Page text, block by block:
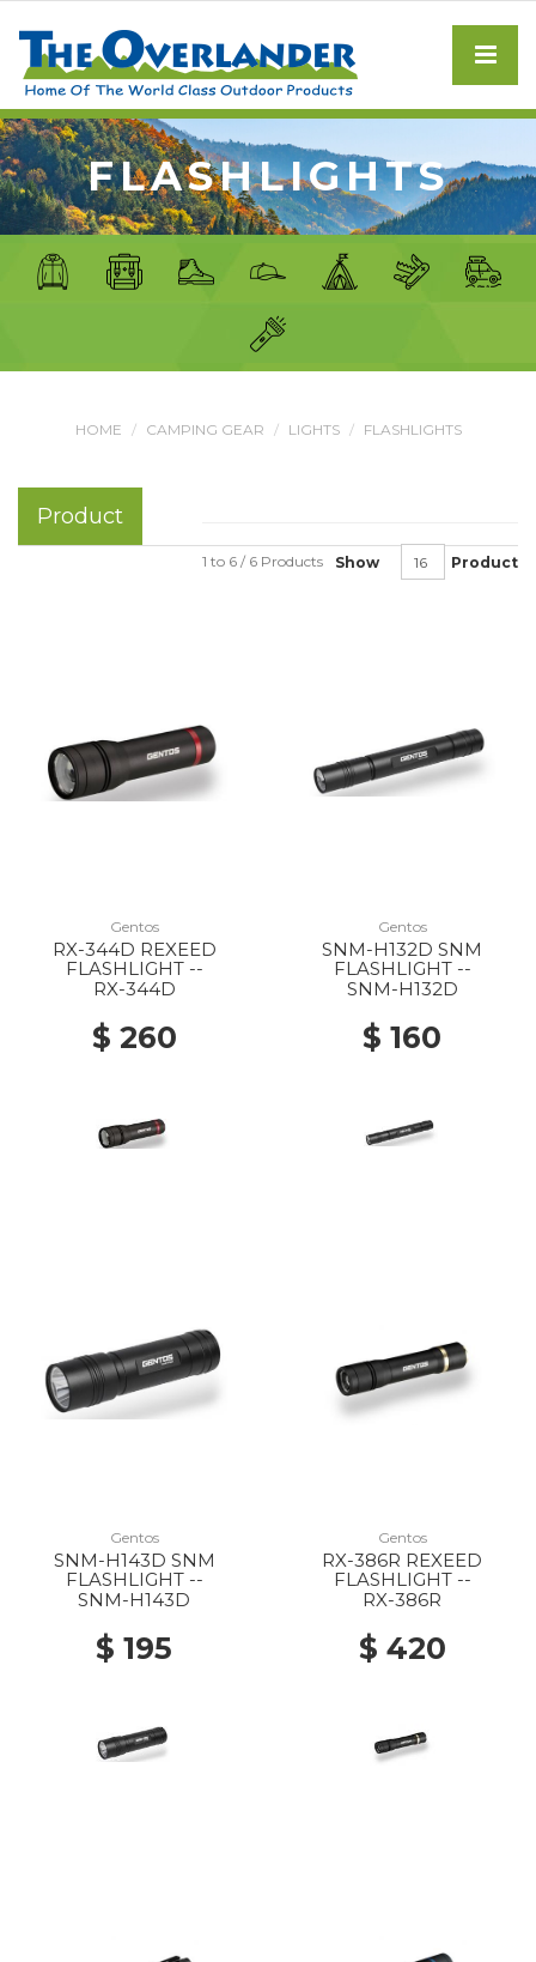
FLASHLIGHTS
HOME CAMPING GEAR LIGHTS FLASHLIGHTS
Product
Show Product
1 to 6 / 6 Products
Gentos
RX-344D REXEED
FLASHLIGHT --
RX-344D
$ 260
Gentos
SNM-H132D SNM
FLASHLIGHT --
SNM-H132D
$ 160
Gentos
SNM-H143D SNM
FLASHLIGHT --
SNM-H143D
$ 195
Gentos
RX-386R REXEED
FLASHLIGHT --
RX-386R
$ 420